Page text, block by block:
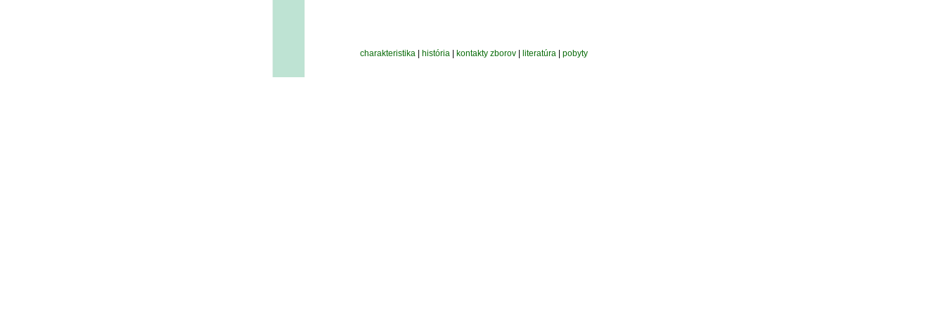
charakteristika | história | kontakty zborov| literatúra | pobyty